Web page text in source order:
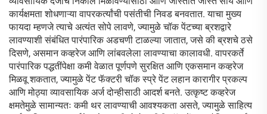
कार्यक्षमता शोधणाऱ्या वापरकर्त्यांची पसंतीची निवड बनवतात. याचा मुख्य
फायदा म्हणजे त्याचे अत्यंत सोपे लावणे, ज्यामुळे चॉक पेंटच्या ब्रशद्वारे
लावण्याशी संबंधित पारंपारिक अडचणी टाळल्या जातात, जसे की ब्रशचे ठसे
दिसणे, असमान कव्हरेज आणि लांबवलेला लावण्याचा कालावधी. वापरकर्ते
पारंपारिक पद्धतींपेक्षा कमी वेळात पूर्णपणे सुरक्षित आणि एकसमान कव्हरेज
मिळवू शकतात, ज्यामुळे पेंट फॅक्टरी चॉक स्प्रे पेंट लहान कारागीर प्रकल्प
आणि मोठ्या व्यावसायिक अर्ज दोन्हीसाठी आदर्श बनते. उत्कृष्ट कव्हरेज
क्षमतेमुळे सामान्यतः कमी थर लावण्याची आवश्यकता असते, ज्यामुळे साहित्य